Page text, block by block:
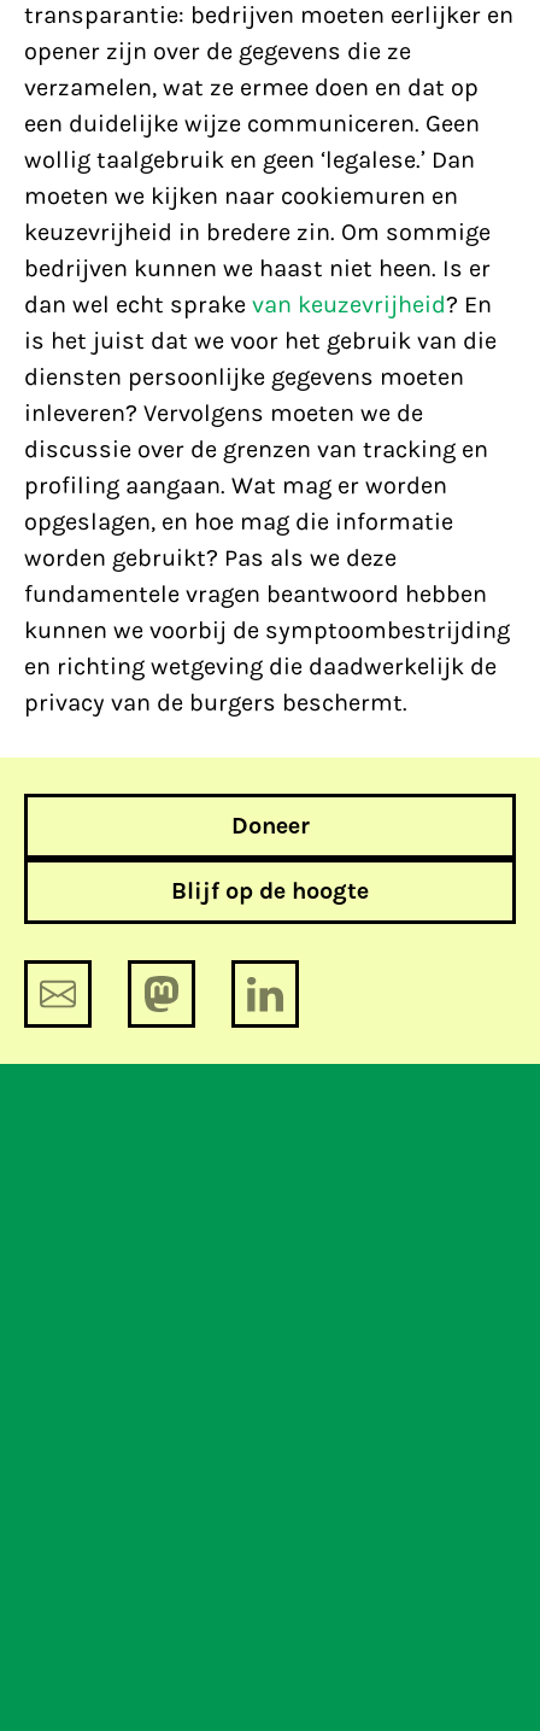
transparantie: bedrijven moeten eerlijker en
opener zijn over de gegevens die ze
verzamelen, wat ze ermee doen en dat op
een duidelijke wijze communiceren. Geen
wollig taalgebruik en geen ‘legalese.’ Dan
moeten we kijken naar cookiemuren en
keuzevrijheid in bredere zin. Om sommige
bedrijven kunnen we haast niet heen. Is er
dan wel echt sprake van keuzevrijheid? En
is het juist dat we voor het gebruik van die
diensten persoonlijke gegevens moeten
inleveren? Vervolgens moeten we de
discussie over de grenzen van tracking en
profiling aangaan. Wat mag er worden
opgeslagen, en hoe mag die informatie
worden gebruikt? Pas als we deze
fundamentele vragen beantwoord hebben
kunnen we voorbij de symptoombestrijding
en richting wetgeving die daadwerkelijk de
privacy van de burgers beschermt.
Doneer
Blijf op de hoogte